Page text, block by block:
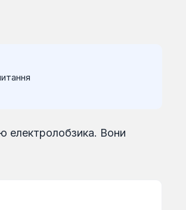
електролобзика. Вони